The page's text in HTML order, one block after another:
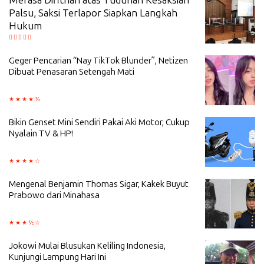
Palsu, Saksi Terlapor Siapkan Langkah
Hukum
Geger Pencarian “Nay TikTok Blunder”, Netizen
Dibuat Penasaran Setengah Mati
Bikin Genset Mini Sendiri Pakai Aki Motor, Cukup
Nyalain TV & HP!
Mengenal Benjamin Thomas Sigar, Kakek Buyut
Prabowo dari Minahasa
Jokowi Mulai Blusukan Keliling Indonesia,
Kunjungi Lampung Hari Ini